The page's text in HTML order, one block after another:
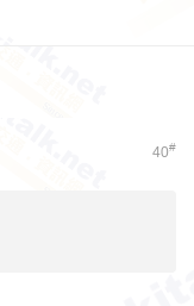
40#